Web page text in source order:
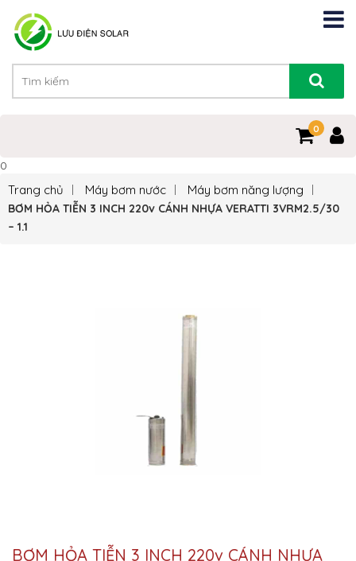
0
0
Trang chủ Máy bơm nước Máy bơm năng lượng
BƠM HỎA TIỄN 3 INCH 220v CÁNH NHỰA VERATTI 3VRM2.5/30
– 1.1
BƠM HỎA TIỄN 3 INCH 220v CÁNH NHỰA